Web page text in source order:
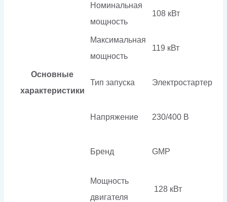
Основные
характеристики
Номинальная
мощность
108 кВт
Максимальная
мощность
119 кВт
Тип запуска Электростартер
Напряжение 230/400 В
Бренд GMP
Мощность
двигателя
128 кВт